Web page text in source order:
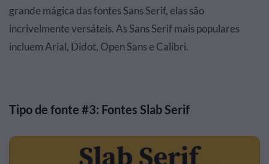
grande mágica das fontes Sans Serif, elas são
incrivelmente versáteis. As Sans Serif mais populares
incluem Arial, Didot, Open Sans e Calibri.
Tipo de fonte #3: Fontes Slab Serif